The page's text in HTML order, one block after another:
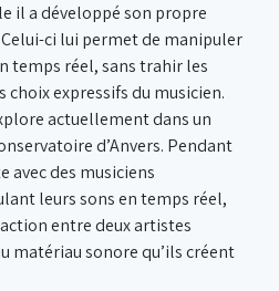
il a développé son propre
ci lui permet de manipuler
temps réel, sans trahir les
choix expressifs du musicien.
actuellement dans un
d’Anvers. Pendant
avec des musiciens
leurs sons en temps réel,
entre deux artistes
matériau sonore qu’ils créent